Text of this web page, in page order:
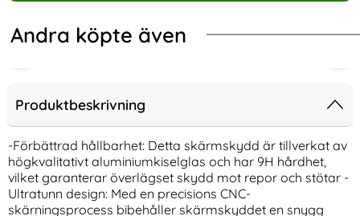
Andra köpte även
Produktbeskrivning
-Förbättrad hållbarhet: Detta skärmskydd är tillverkat av
högkvalitativt aluminiumkiselglas och har 9H hårdhet,
vilket garanterar överlägset skydd mot repor och stötar -
Ultratunn design: Med en precisions CNC-
skärningsprocess bibehåller skärmskyddet en snygg